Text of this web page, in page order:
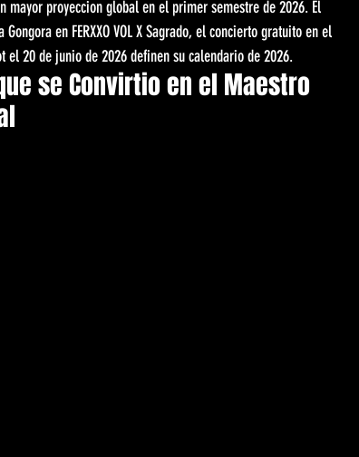
mayor proyeccion global en el primer semestre de 2026. El
en FERXXO VOL X Sagrado, el concierto gratuito en el
20 de junio de 2026 definen su calendario de 2026.
se Convirtio en el Maestro